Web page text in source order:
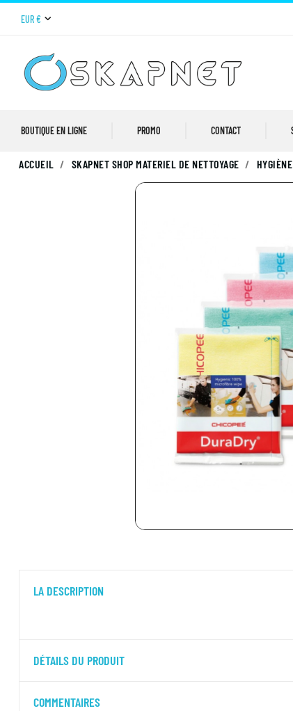
EUR €
BOUTIQUE EN LIGNE PROMO CONTACT
ACCUEIL SKAPNET SHOP MATERIEL DE NETTOYAGE
LA DESCRIPTION
DÉTAILS DU PRODUIT
COMMENTAIRES